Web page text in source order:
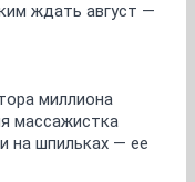
ждать август —
миллиона
массажистка
на шпильках — ее